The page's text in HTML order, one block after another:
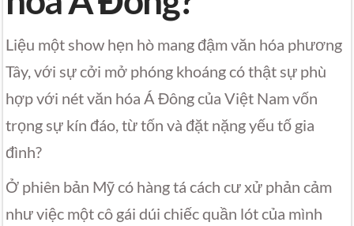
Liệu một show hẹn hò mang đậm văn hóa phương
Tây, với sự cởi mở phóng khoáng có thật sự phù
hợp với nét văn hóa Á Đông của Việt Nam vốn
trọng sự kín đáo, từ tốn và đặt nặng yếu tố gia
đình?
Ở phiên bản Mỹ có hàng tá cách cư xử phản cảm
như việc một cô gái dúi chiếc quần lót của mình